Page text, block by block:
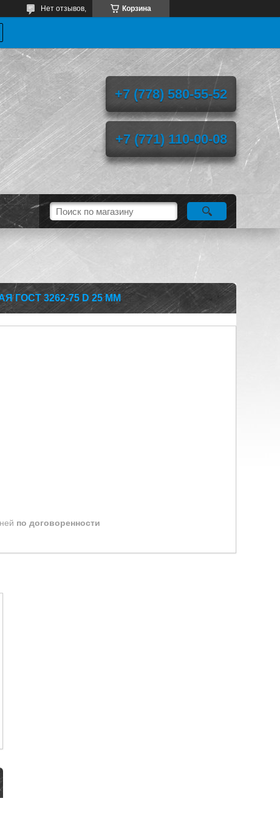
Корзина
Нет отзывов,
+7 (778) 580-55-52
+7 (771) 110-00-08
ГОСТ 3262-75 D 25 ММ
по договоренности